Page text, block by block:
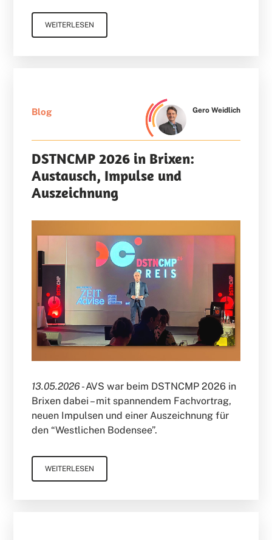
WEITERLESEN
Blog Gero Weidlich
DSTNCMP 2026 in Brixen:
Austausch, Impulse und
Auszeichnung
13.05.2026 -AVS war beim DSTNCMP 2026 in
Brixen dabei – mit spannendem Fachvortrag,
neuen Impulsen und einer Auszeichnung für
den “Westlichen Bodensee”.
WEITERLESEN